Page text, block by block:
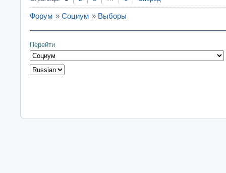
Форум » Социум » Выборы
Перейти